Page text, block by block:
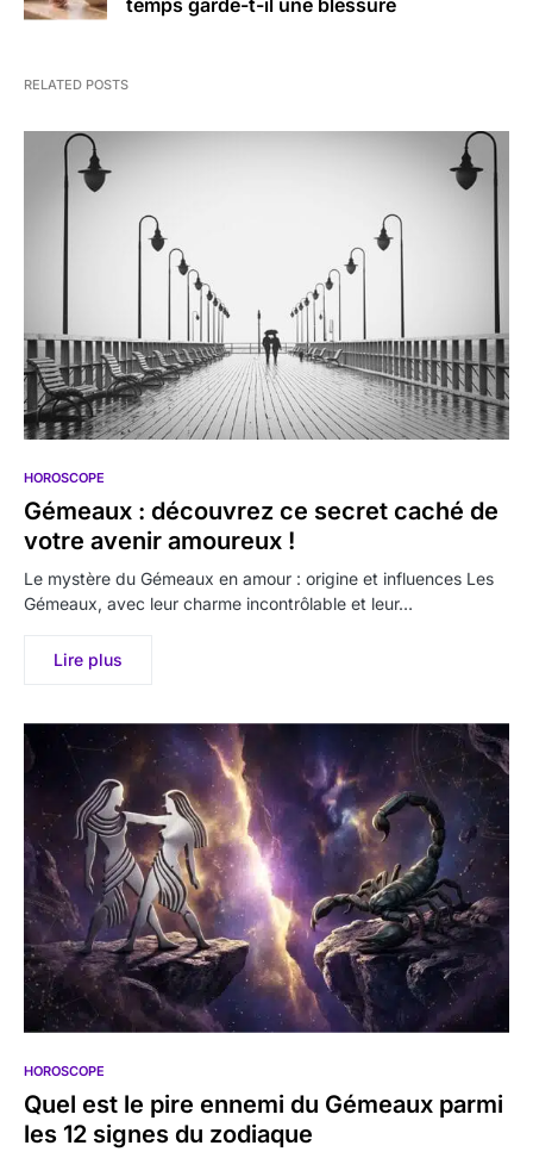
RELATED POSTS
HOROSCOPE
Gémeaux : découvrez ce secret caché de
votre avenir amoureux !
Le mystère du Gémeaux en amour : origine et influences Les
Gémeaux, avec leur charme incontrôlable et leur…
Lire plus
HOROSCOPE
Quel est le pire ennemi du Gémeaux parmi
les 12 signes du zodiaque